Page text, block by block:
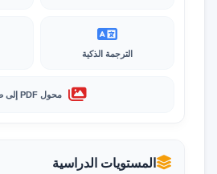
الترجمة الذكية
محول PDF إلى صور
المستويات الدراسية